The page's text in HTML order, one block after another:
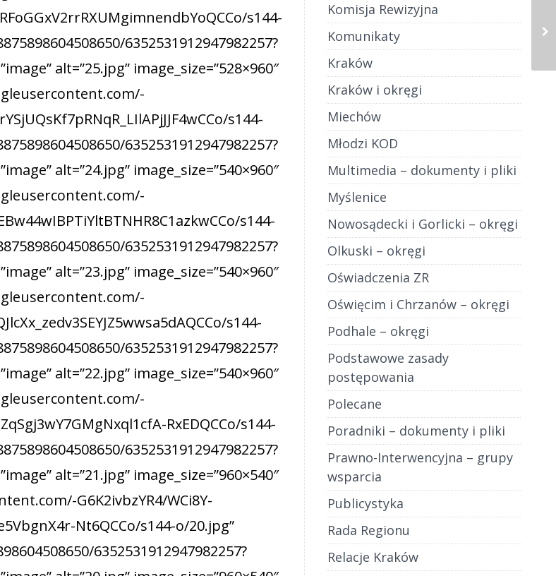
Komisja Rewizyjna
Komunikaty
Kraków
Kraków i okręgi
Miechów
Młodzi KOD
Multimedia – dokumenty i pliki
Myślenice
Nowosądecki i Gorlicki – okręgi
Olkuski – okręgi
Oświadczenia ZR
Oświęcim i Chrzanów – okręgi
Podhale – okręgi
Podstawowe zasady
postępowania
Polecane
Poradniki – dokumenty i pliki
Prawno-Interwencyjna – grupy
wsparcia
Publicystyka
Rada Regionu
Relacje Kraków